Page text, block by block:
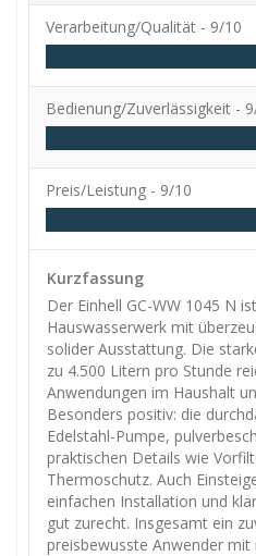
Verarbeitung/Qualität - 9/10
Bedienung/Zuverlässigkeit -
Preis/Leistung - 9/10
Kurzfassung
Der Einhell GC-WW 1045 N
Hauswasserwerk mit
solider Ausstattung. Die
zu 4.500 Litern pro Stunde
Anwendungen im Haushalt
Besonders positiv: die
Edelstahl-Pumpe,
praktischen Details wie
Thermoschutz. Auch
einfachen Installation und
gut zurecht. Insgesamt ein
preisbewusste Anwender